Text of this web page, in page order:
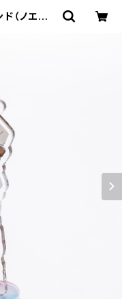
（ノエル）